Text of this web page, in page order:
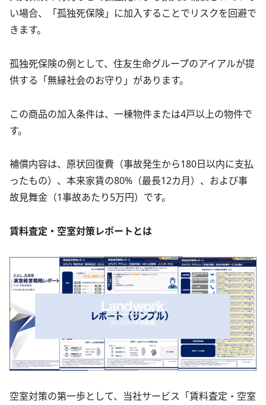
い場合、「孤独死保険」に加入することでリスクを回避で
きます。
孤独死保険の例として、住友生命グループのアイアルが提
供する「無縁社会のお守り」があります。
この商品の加入条件は、一棟物件または4戸以上の物件で
す。
補償内容は、原状回復費（事故発生から180日以内に支払
ったもの）、本来家賃の80%（最長12カ月）、および事
故見舞金（1事故あたり5万円）です。
賃料査定・空室対策レポートとは
空室対策の第一歩として、当社サービス「賃料査定・空室